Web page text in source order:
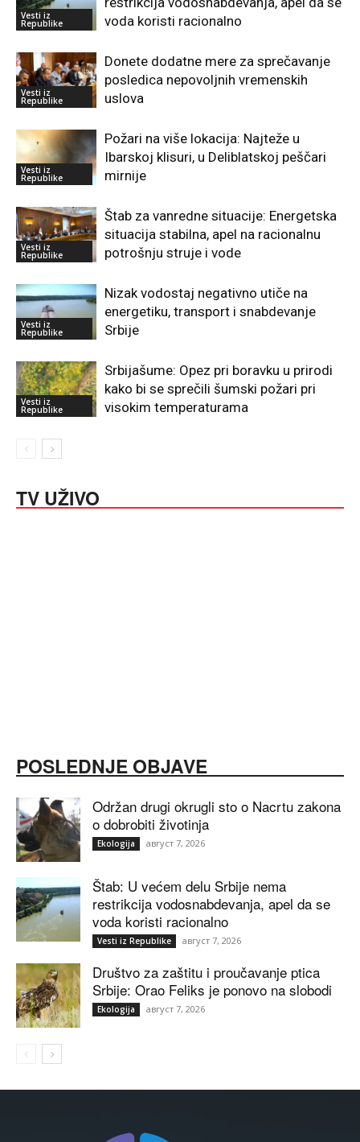
Vesti iz
Republike
voda koristi racionalno
Vesti iz
Republike
Donete dodatne mere za sprečavanje
posledica nepovoljnih vremenskih
uslova
Vesti iz
Republike
Požari na više lokacija: Najteže u
Ibarskoj klisuri, u Deliblatskoj peščari
mirnije
Vesti iz
Republike
Štab za vanredne situacije: Energetska
situacija stabilna, apel na racionalnu
potrošnju struje i vode
Vesti iz
Republike
Nizak vodostaj negativno utiče na
energetiku, transport i snabdevanje
Srbije
Vesti iz
Republike
Srbijašume: Opez pri boravku u prirodi
kako bi se sprečili šumski požari pri
visokim temperaturama
TV UŽIVO
POSLEDNJE OBJAVE
Održan drugi okrugli sto o Nacrtu zakona
o dobrobiti životinja
Ekologija август 7, 2026
Štab: U većem delu Srbije nema
restrikcija vodosnabdevanja, apel da se
voda koristi racionalno
Vesti iz Republike август 7, 2026
Društvo za zaštitu i proučavanje ptica
Srbije: Orao Feliks je ponovo na slobodi
Ekologija август 7, 2026